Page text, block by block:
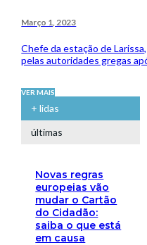
Março 1, 2023
Chefe da estação de
pelas autoridades gregas
VER MAIS
+ lidas
últimas
Novas regras
europeias vão
mudar o Cartão
do Cidadão:
saiba o que está
em causa